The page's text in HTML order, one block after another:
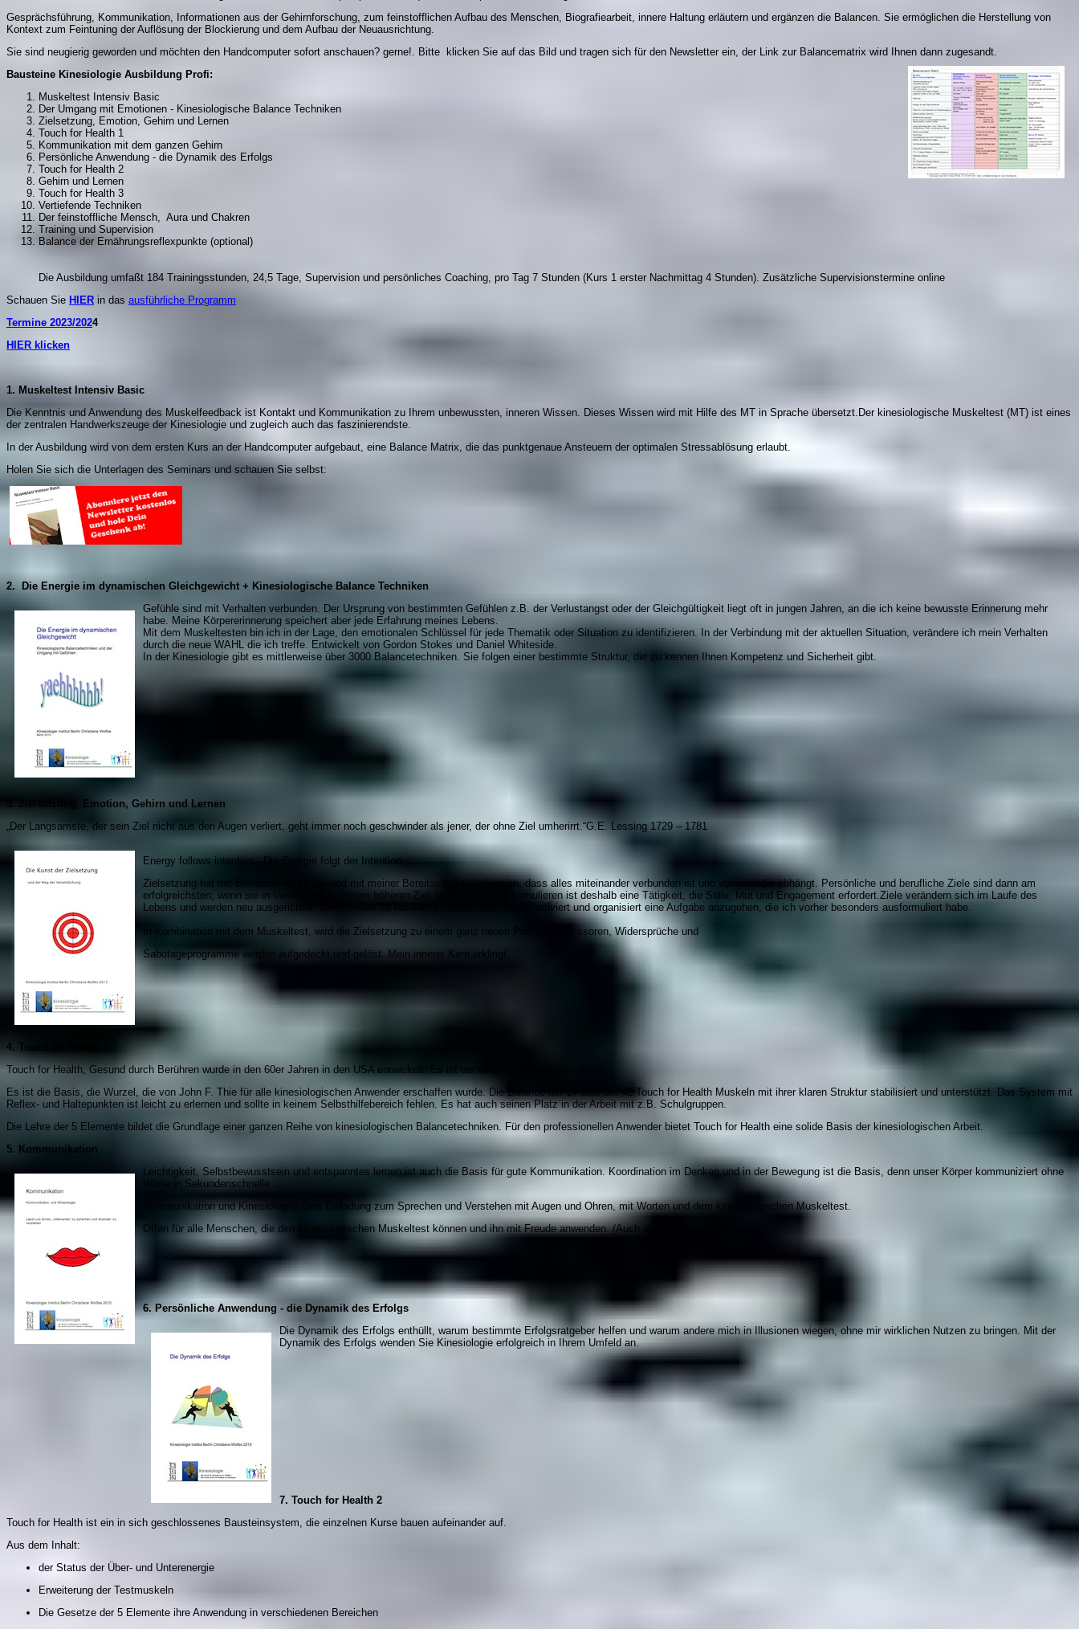
Gesprächsführung, Kommunikation, Informationen aus der Gehirnforschung, zum feinstofflichen Aufbau des Menschen, Biografiearbeit, innere Haltung erläutern und ergänzen die Balancen. Sie ermöglichen die Herstellung von
Kontext zum Feintuning der Auflösung der Blockierung und dem Aufbau der Neuausrichtung.
Sie sind neugierig geworden und möchten den Handcomputer sofort anschauen? gerne!. Bitte klicken Sie auf das Bild und tragen sich für den Newsletter ein, der Link zur Balancematrix wird Ihnen dann zugesandt.
Bausteine Kinesiologie Ausbildung Profi:
Muskeltest Intensiv Basic
Der Umgang mit Emotionen - Kinesiologische Balance Techniken
Zielsetzung, Emotion, Gehirn und Lernen
Touch for Health 1
Kommunikation mit dem ganzen Gehirn
Persönliche Anwendung - die Dynamik des Erfolgs
Touch for Health 2
Gehirn und Lernen
Touch for Health 3
Vertiefende Techniken
Der feinstoffliche Mensch, Aura und Chakren
Training und Supervision
Balance der Ernährungsreflexpunkte (optional)
Die Ausbildung umfaßt 184 Trainingsstunden, 24,5 Tage, Supervision und persönliches Coaching, pro Tag 7 Stunden (Kurs 1 erster Nachmittag 4 Stunden). Zusätzliche Supervisionstermine online
Schauen Sie HIER in das ausführliche Programm
Termine 2023/2024
HIER klicken
1. Muskeltest Intensiv Basic
Die Kenntnis und Anwendung des Muskelfeedback ist Kontakt und Kommunikation zu Ihrem unbewussten, inneren Wissen. Dieses Wissen wird mit Hilfe des MT in Sprache übersetzt.Der kinesiologische Muskeltest (MT) ist eines
der zentralen Handwerkszeuge der Kinesiologie und zugleich auch das faszinierendste.
In der Ausbildung wird von dem ersten Kurs an der Handcomputer aufgebaut, eine Balance Matrix, die das punktgenaue Ansteuern der optimalen Stressablösung erlaubt.
Holen Sie sich die Unterlagen des Seminars und schauen Sie selbst:
2. Die Energie im dynamischen Gleichgewicht + Kinesiologische Balance Techniken
Gefühle sind mit Verhalten verbunden. Der Ursprung von bestimmten Gefühlen z.B. der Verlustangst oder der Gleichgültigkeit liegt oft in jungen Jahren, an die ich keine bewusste Erinnerung mehr
habe. Meine Körpererinnerung speichert aber jede Erfahrung meines Lebens.
Mit dem Muskeltesten bin ich in der Lage, den emotionalen Schlüssel für jede Thematik oder Situation zu identifizieren. In der Verbindung mit der aktuellen Situation, verändere ich mein Verhalten
durch die neue WAHL die ich treffe. Entwickelt von Gordon Stokes und Daniel Whiteside.
In der Kinesiologie gibt es mittlerweise über 3000 Balancetechniken. Sie folgen einer bestimmte Struktur, die zu kennen Ihnen Kompetenz und Sicherheit gibt.
Zielsetzung, Emotion, Gehirn und Lernen
„Der Langsamste, der sein Ziel nicht aus den Augen verliert, geht immer noch geschwinder als jener, der ohne Ziel umherirrt.“G.E. Lessing 1729 – 1781
Energy follows intention - Die Energie folgt der Intention
Zielsetzung hat mit Bewusstsein zu tun und mit meiner Bereitschaft zu erkennen, dass alles miteinander verbunden ist und voneinander abhängt. Persönliche und berufliche Ziele sind dann am
erfolgreichsten, wenn sie in Verbindung zu einem höheren Ziel stehen. Ziele zu formulieren ist deshalb eine Tätigkeit, die Stille, Mut und Engagement erfordert.Ziele verändern sich im Laufe des
Lebens und werden neu ausgerichtet. Zielorientiert zu handeln bedeutet, sehr stark motiviert und organisiert eine Aufgabe anzugehen, die ich vorher besonders ausformuliert habe.
In Kombination mit dem Muskeltest, wird die Zielsetzung zu einem ganz neuen Prozess. Stressoren, Widersprüche und
Sabotageprogramme werden aufgedeckt und gelöst. Mein innerer Kern erklingt.
4. Touch for Health 1
Touch for Health, Gesund durch Berühren wurde in den 60er Jahren in den USA entwickelt. Es ist der Grundkurs der Kinesiologie.
Es ist die Basis, die Wurzel, die von John F. Thie für alle kinesiologischen Anwender erschaffen wurde. Die Balance der 14 oder der 42 Touch for Health Muskeln mit ihrer klaren Struktur stabilisiert und unterstützt. Das System mit
Reflex- und Haltepunkten ist leicht zu erlernen und sollte in keinem Selbsthilfebereich fehlen. Es hat auch seinen Platz in der Arbeit mit z.B. Schulgruppen.
Die Lehre der 5 Elemente bildet die Grundlage einer ganzen Reihe von kinesiologischen Balancetechniken. Für den professionellen Anwender bietet Touch for Health eine solide Basis der kinesiologischen Arbeit.
5. Kommunikation
Leichtigkeit, Selbstbewusstsein und entspanntes lernen ist auch die Basis für gute Kommunikation. Koordination im Denken und in der Bewegung ist die Basis, denn unser Körper kommuniziert ohne
Worte in Sekundenschnelle.
Kommunikation und Kinesiologie! Eine Einladung zum Sprechen und Verstehen mit Augen und Ohren, mit Worten und dem kinesiologischen Muskeltest.
Offen für alle Menschen, die den kinesiologischen Muskeltest können und ihn mit Freude anwenden. (Auch als Auffrischung geeignet.)
6. Persönliche Anwendung - die Dynamik des Erfolgs
Die Dynamik des Erfolgs enthüllt, warum bestimmte Erfolgsratgeber helfen und warum andere mich in Illusionen wiegen, ohne mir wirklichen Nutzen zu bringen. Mit der
Dynamik des Erfolgs wenden Sie Kinesiologie erfolgreich in Ihrem Umfeld an.
7. Touch for Health 2
Touch for Health ist ein in sich geschlossenes Bausteinsystem, die einzelnen Kurse bauen aufeinander auf.
Aus dem Inhalt:
der Status der Über- und Unterenergie
Erweiterung der Testmuskeln
Die Gesetze der 5 Elemente ihre Anwendung in verschiedenen Bereichen